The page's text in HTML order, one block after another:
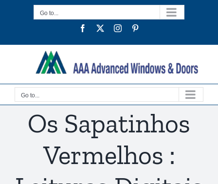
Go to...
Facebook
TwitterInstagram
Go to...
Os Sapatinhos
Vermelhos :